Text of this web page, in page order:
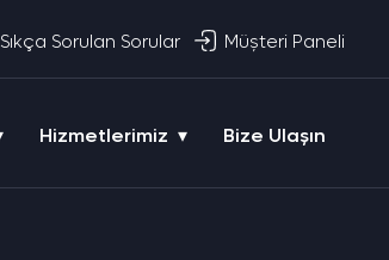
Sıkça Sorulan Sorular Müşteri Paneli
Hizmetlerimiz Bize Ulaşın